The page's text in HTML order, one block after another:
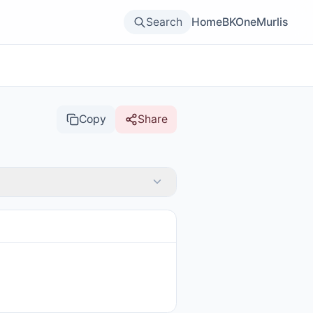
Search HomeBKOneMurlis
Copy Share